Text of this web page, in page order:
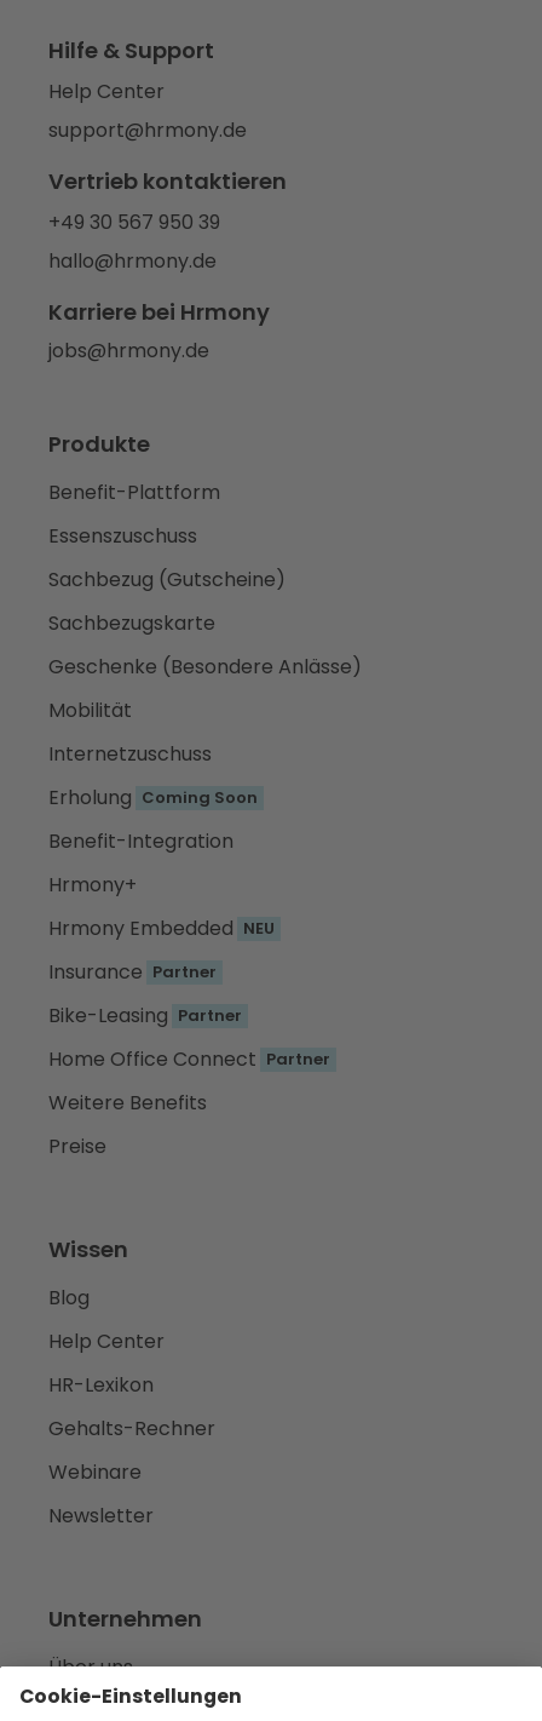
Hilfe & Support
Help Center
support@hrmony.de
Vertrieb kontaktieren
+49 30 567 950 39
hallo@hrmony.de
Karriere bei Hrmony
jobs@hrmony.de
Produkte
Benefit-Plattform
Essenszuschuss
Sachbezug (Gutscheine)
Sachbezugskarte
Geschenke (Besondere Anlässe)
Mobilität
Internetzuschuss
Erholung Coming Soon
Benefit-Integration
Hrmony+
Hrmony Embedded NEU
Insurance Partner
Bike-Leasing Partner
Home Office Connect Partner
Weitere Benefits
Preise
Wissen
Blog
Help Center
HR-Lexikon
Gehalts-Rechner
Webinare
Newsletter
Unternehmen
Über uns
Karriere we‘re hiring